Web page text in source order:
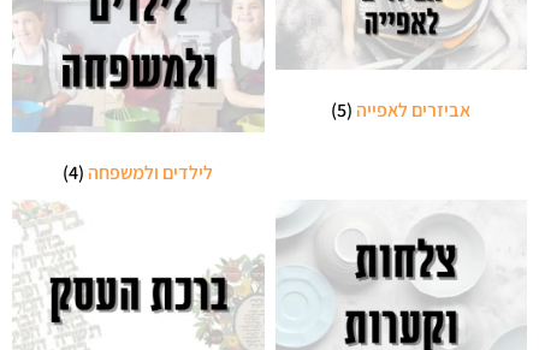
אביזרים לאפייה(5)
לילדים ולמשפחה(4)